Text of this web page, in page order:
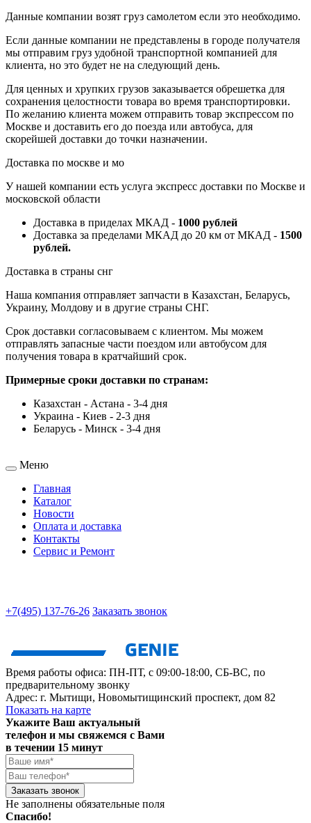
Данные компании возят груз самолетом если это необходимо.
Если данные компании не представлены в городе получателя
мы отправим груз удобной транспортной компанией для
клиента, но это будет не на следующий день.
Для ценных и хрупких грузов заказывается обрешетка для
сохранения целостности товара во время транспортировки.
По желанию клиента можем отправить товар экспрессом по
Москве и доставить его до поезда или автобуса, для
скорейшей доставки до точки назначении.
Доставка по москве и мо
У нашей компании есть услуга экспресс доставки по Москве и
московской области
Доставка в приделах МКАД - 1000 рублей
Доставка за пределами МКАД до 20 км от МКАД - 1500
рублей.
Доставка в страны снг
Наша компания отправляет запчасти в Казахстан, Беларусь,
Украину, Молдову и в другие страны СНГ.
Срок доставки согласовываем с клиентом. Мы можем
отправлять запасные части поездом или автобусом для
получения товара в кратчайший срок.
Примерные сроки доставки по странам:
Казахстан - Астана - 3-4 дня
Украина - Киев - 2-3 дня
Беларусь - Минск - 3-4 дня
Меню
Главная
Каталог
Новости
Оплата и доставка
Контакты
Сервис и Ремонт
+7(495) 137-76-26 Заказать звонок
Время работы офиса: ПН-ПТ, с 09:00-18:00, СБ-ВС, по
предварительному звонку
Адрес: г. Мытищи, Новомытищинский проспект, дом 82
Показать на карте
Укажите Ваш актуальный
телефон и мы свяжемся с Вами
в течении 15 минут
Заказать звонок
Не заполнены обязательные поля
Спасибо!